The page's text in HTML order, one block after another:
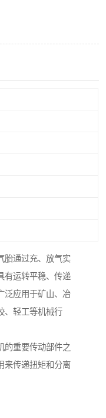
胎通过充、放气实
有运转平稳、传递
泛应用于矿山、冶
、轻工等机械行
的重要传动部件之
来传递扭矩和分离